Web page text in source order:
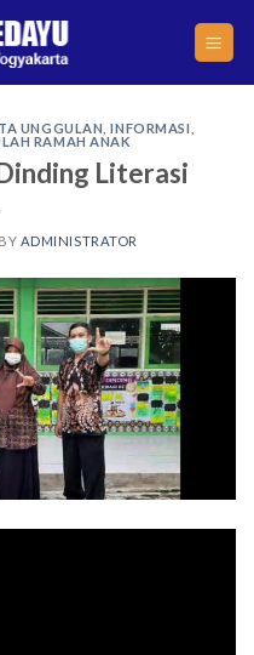
UNGGULAN ,INFORMASI
RAMAH ANAK
Literasi
BY ADMINISTRATOR